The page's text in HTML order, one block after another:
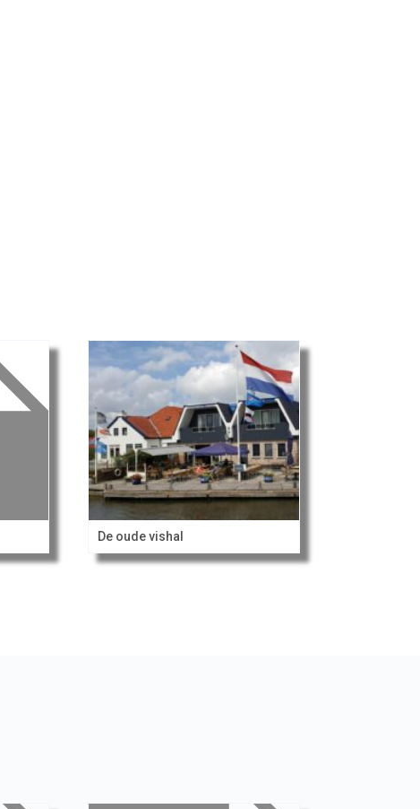
De oude vishal